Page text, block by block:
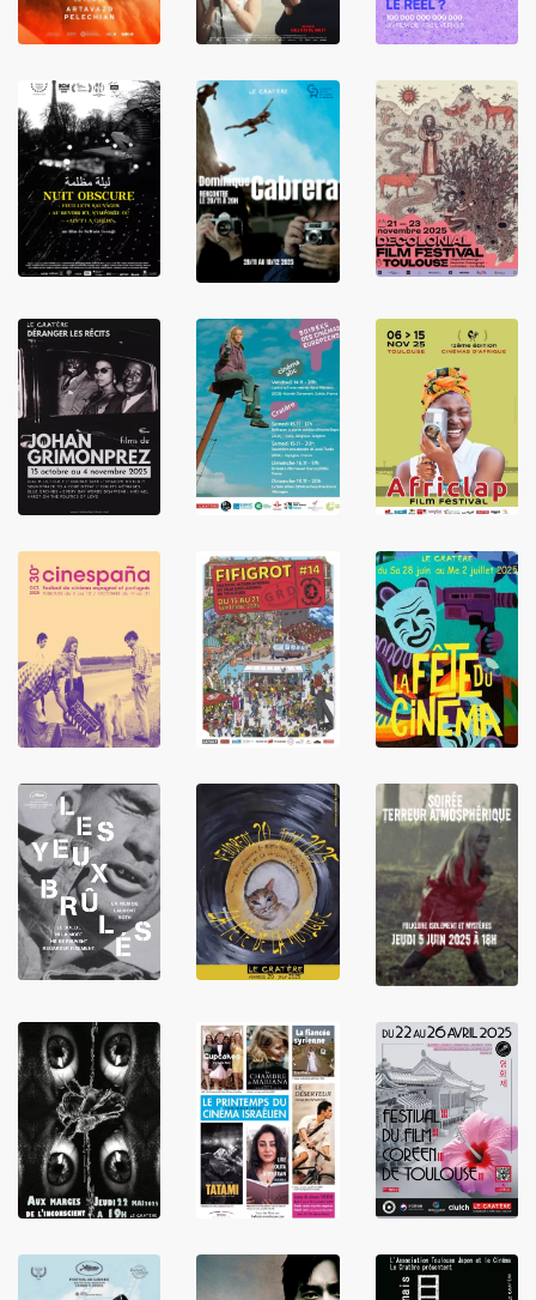
LIRE LIRE LIRE
LIRE
LIRE
LIRE
LIRE
LIRE
LIRE
LIRE LIRE
LIRE
LIRE LIRE LIRE